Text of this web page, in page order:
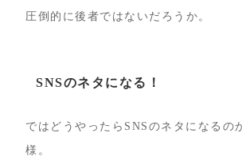
圧倒的に後者ではないだろうか。
SNSのネタになる！
ではどうやったらSNSのネタになるの
様。